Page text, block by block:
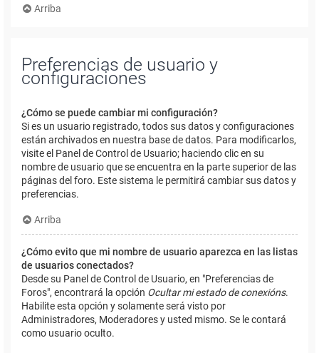
Arriba
Preferencias de usuario y
configuraciones
¿Cómo se puede cambiar mi configuración?
Si es un usuario registrado, todos sus datos y configuraciones
están archivados en nuestra base de datos. Para modificarlos,
visite el Panel de Control de Usuario; haciendo clic en su
nombre de usuario que se encuentra en la parte superior de las
páginas del foro. Este sistema le permitirá cambiar sus datos y
preferencias.
Arriba
¿Cómo evito que mi nombre de usuario aparezca en las listas
de usuarios conectados?
Desde su Panel de Control de Usuario, en "Preferencias de
Foros", encontrará la opción Ocultar mi estado de conexións.
Habilite esta opción y solamente será visto por
Administradores, Moderadores y usted mismo. Se le contará
como usuario oculto.